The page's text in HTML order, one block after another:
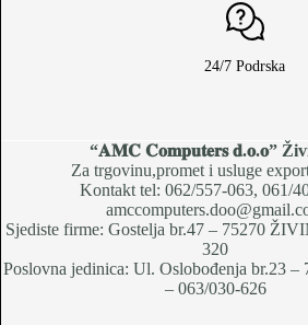
24/7 Podrska
“𝐀𝐌𝐂 𝐂𝐨𝐦𝐩𝐮𝐭𝐞𝐫𝐬 𝐝.𝐨.𝐨”
Za trgovinu,promet i usluge
Kontakt tel: 062/557-063, 061/
Sjediste firme: Gostelja br.47 – 75270
320
Poslovna jedinica: Ul. Oslobođenja br.23
– 063/030-626